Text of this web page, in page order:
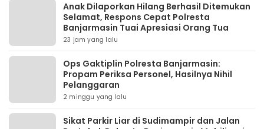
Anak Dilaporkan Hilang Berhasil Ditemukan
Selamat, Respons Cepat Polresta
Banjarmasin Tuai Apresiasi Orang Tua
23 jam yang lalu
Ops Gaktiplin Polresta Banjarmasin:
Propam Periksa Personel, Hasilnya Nihil
Pelanggaran
2 minggu yang lalu
Sikat Parkir Liar di Sudimampir dan Jalan